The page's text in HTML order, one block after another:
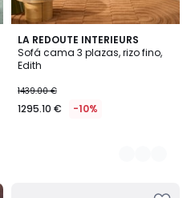
LA REDOUTE INTERIEURS
Sofá cama 3 plazas, rizo fino,
Edith
1439.00 €
1295.10 € -10%
3
Colores